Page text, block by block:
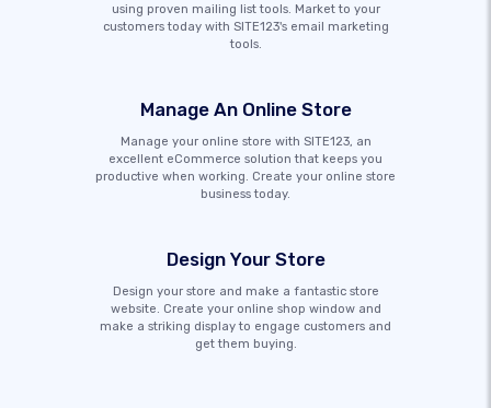
using proven mailing list tools. Market to your
customers today with SITE123's email marketing
tools.
Manage An Online Store
Manage your online store with SITE123, an
excellent eCommerce solution that keeps you
productive when working. Create your online store
business today.
Design Your Store
Design your store and make a fantastic store
website. Create your online shop window and
make a striking display to engage customers and
get them buying.